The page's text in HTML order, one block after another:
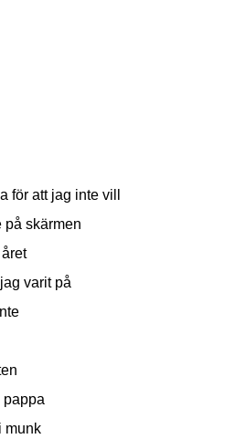
för att jag inte vill
på skärmen
varit på
pappa
munk